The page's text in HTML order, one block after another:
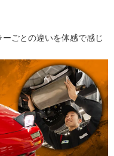
ごとの違いを体感で感じ